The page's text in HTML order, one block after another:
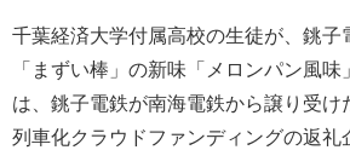
千葉経済大学付属高校の生徒が、銚子
「まずい棒」の新味「メロンパン風味
は、銚子電鉄が南海電鉄から譲り受け
列車化クラウドファンディングの返礼